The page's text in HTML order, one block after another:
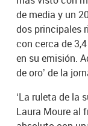
de media y un
dos principales
con cerca de
en su emisión.
de oro’ de la
‘La ruleta de la
Laura Moure al